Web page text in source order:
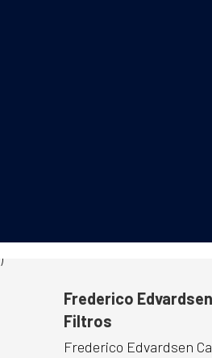
Frederico
Filtros
Frederico Edvardsen